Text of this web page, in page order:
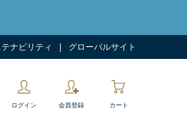
ナビリティ グローバルサイト
ログイン 会員登録 カート